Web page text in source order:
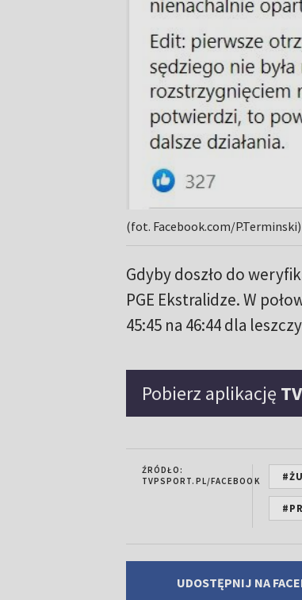
(fot. Facebook.com/P.Terminski)
Gdyby doszło do
PGE Ekstralidze. W
45:45 na 46:44 dla
Pobierz aplikację
ŹRÓDŁO:
TVPSPORT.PL/FACEBOOK
UDOSTĘPNIJ NA